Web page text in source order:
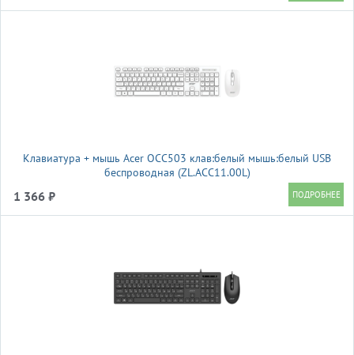
Клавиатура + мышь Acer OCC503 клав:белый мышь:белый USB
беспроводная (ZL.ACC11.00L)
1 366 ₽